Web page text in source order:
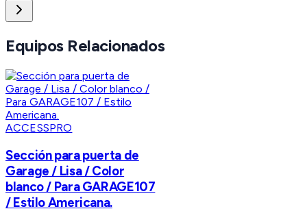
Equipos Relacionados
ACCESSPRO
Sección para puerta de
Garage / Lisa / Color
blanco / Para GARAGE107
/ Estilo Americana.